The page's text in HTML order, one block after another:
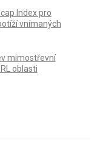
Index pro
vnímaných
mimostřevní
oblasti